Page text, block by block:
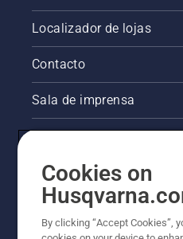
Localizador de lojas
Contacto
Sala de imprensa
Outros websites da
A abordagem da
Cookies on
By clicking “Accept Cookies”,